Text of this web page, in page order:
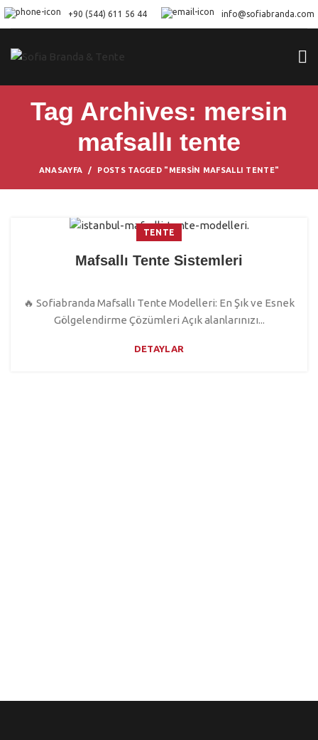
+90 (544) 611 56 44 info@sofiabranda.com
Tag Archives: mersin
mafsallı tente
ANASAYFA POSTS TAGGED "MERSIN MAFSALLI TENTE"
TENTE
Mafsallı Tente Sistemleri
🔥 Sofiabranda Mafsallı Tente Modelleri: En Şık ve Esnek
Gölgelendirme Çözümleri Açık alanlarınızı...
DETAYLAR